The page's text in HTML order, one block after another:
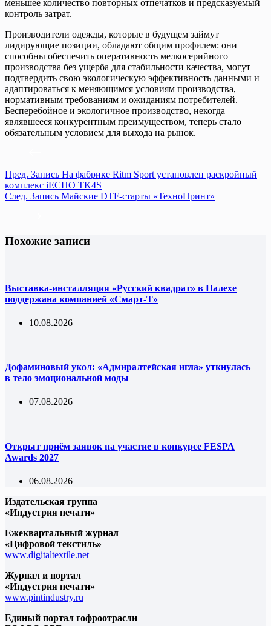
меньшее количество повторных отпечатков и предсказуемый
контроль затрат.
Производители одежды, которые в будущем займут
лидирующие позиции, обладают общим профилем: они
способны обеспечить оперативность мелкосерийного
производства без ущерба для стабильности качества, могут
подтвердить свою экологическую эффективность данными и
адаптироваться к меняющимся условиям производства,
нормативным требованиям и ожиданиям потребителей.
Бесперебойное и экологичное производство, некогда
являвшееся конкурентным преимуществом, теперь стало
обязательным условием для выхода на рынок.
Пред. Запись На фабрике Ritm Sport установлен раскройный
комплекс iECHO TK4S
След. Запись Майские DTF-старты «ТехноПринт»
Похожие записи
Выставка-инсталляция «Русский квадрат» в Палехе
поддержана компанией «Смарт-Т»
10.08.2026
Дофаминовый укол: «Адмиралтейская игла» уткнулась
в тело эмоциональной моды
07.08.2026
Открыт приём заявок на участие в конкурсе FESPA
Awards 2027
06.08.2026
Издательская группа
«Индустрия печати»
Ежеквартальный журнал
«Цифровой текстиль»
www.digitaltextile.net
Журнал и портал
«Индустрия печати»
www.pintindustry.ru
Единый портал гофроотрасли